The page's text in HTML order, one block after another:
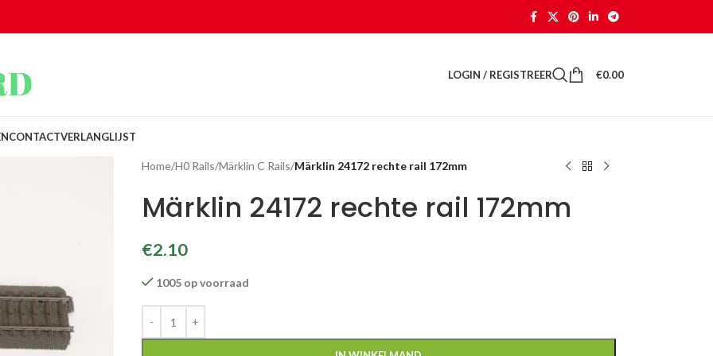
LOGIN / REGISTREER €0.00
CONTACTVERLANGLIJST
Home/H0 Rails/Märklin C Rails/Märklin 24172 rechte rail 172mm
Märklin 24172 rechte rail 172mm
€2.10
1005 op voorraad